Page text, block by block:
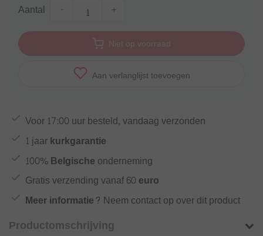
Aantal +
Niet op voorraad
Aan verlanglijst toevoegen
Voor 17:00 uur besteld, vandaag verzonden
1 jaarkurkgarantie
100%Belgische onderneming
Gratis verzending vanaf60 euro
Meer informatie? Neem contact op over dit product
Productomschrijving